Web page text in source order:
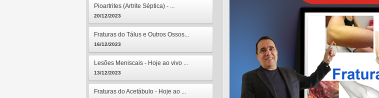
Pioartrites (Artrite Séptica) - ...
20/12/2023
Fraturas do Tálus e Outros Ossos...
16/12/2023
Lesões Meniscais - Hoje ao vivo ...
13/12/2023
Fraturas do Acetábulo - Hoje ao ...